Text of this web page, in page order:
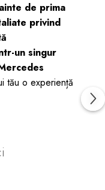
de prima
privind
un singur
tău o experiență